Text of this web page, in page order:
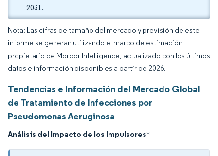
2031.
Nota: Las cifras de tamaño del mercado y previsión de este
informe se generan utilizando el marco de estimación
propietario de Mordor Intelligence, actualizado con los últimos
datos e información disponibles a partir de 2026.
Tendencias e Información del Mercado Global
de Tratamiento de Infecciones por
Pseudomonas Aeruginosa
Análisis del Impacto de los Impulsores*